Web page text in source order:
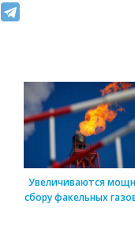
Увеличиваются
сбору факельных